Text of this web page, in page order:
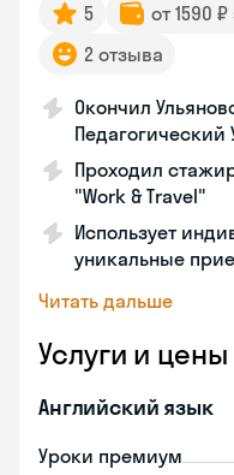
5 от 1590
2 отзыва
Окончил
Педагогический
Проходил
"Work & Travel"
Использует
уникальные
Читать дальше
Услуги и цены
Английский язык
Уроки премиум